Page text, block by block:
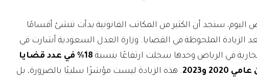
اليوم، سنجد أن الكثير من المكاتب القانونية بدأت تنشئ أقسامًا
الزيادة الملحوظة في القضايا. وزارة العدل السعودية أشارت في
في الرياض وحدها سجلت ارتفاعًا بنسبة
18% في عدد قضايا
و2023
. هذه الزيادة ليست مؤشرًا سلبيًا بالضرورة، بل